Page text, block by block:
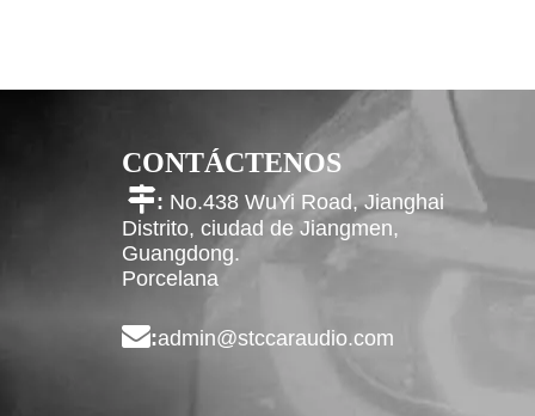
CONTÁCTENOS
: No.438 WuYi Road, Jianghai
Distrito, ciudad de Jiangmen,
Guangdong.
Porcelana
:admin@stccaraudio.com